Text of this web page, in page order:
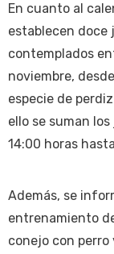
En cuanto al
establecen doce
contemplados
noviembre,
especie de
ello se suman
14:00 horas
Además, se
entrenamiento
conejo con perro